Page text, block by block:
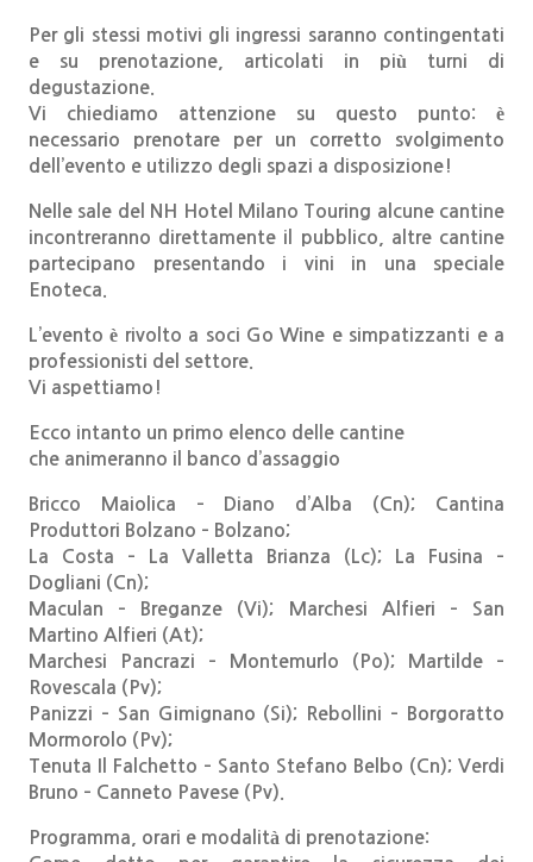
Per gli stessi motivi gli ingressi saranno contingentati
e su prenotazione, articolati in più turni di
degustazione.
Vi chiediamo attenzione su questo punto: è
necessario prenotare per un corretto svolgimento
dell’evento e utilizzo degli spazi a disposizione!
Nelle sale del NH Hotel Milano Touring alcune cantine
incontreranno direttamente il pubblico, altre cantine
partecipano presentando i vini in una speciale
Enoteca.
L’evento è rivolto a soci Go Wine e simpatizzanti e a
professionisti del settore.
Vi aspettiamo!
Ecco intanto un primo elenco delle cantine
che animeranno il banco d’assaggio
Bricco Maiolica – Diano d’Alba (Cn); Cantina
Produttori Bolzano – Bolzano;
La Costa – La Valletta Brianza (Lc); La Fusina –
Dogliani (Cn);
Maculan – Breganze (Vi); Marchesi Alfieri – San
Martino Alfieri (At);
Marchesi Pancrazi – Montemurlo (Po); Martilde –
Rovescala (Pv);
Panizzi – San Gimignano (Si); Rebollini – Borgoratto
Mormorolo (Pv);
Tenuta Il Falchetto – Santo Stefano Belbo (Cn); Verdi
Bruno – Canneto Pavese (Pv).
Programma, orari e modalità di prenotazione: